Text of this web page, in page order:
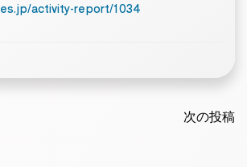
activity-report/1034
次の投稿